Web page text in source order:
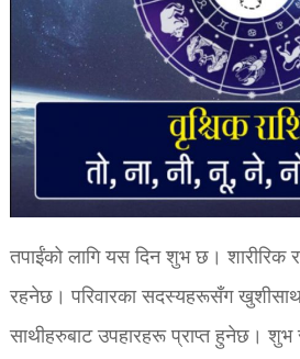
तपाईंको लागि यस दिन शुभ छ। शारीरिक
रहनेछ। परिवारका सदस्यहरूसँग
साथीहरुबाट उपहारहरू प्राप्त हुनेछ। शुभ